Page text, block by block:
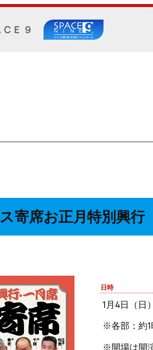
９
寄席お正月特別興行
日時
1月4日（日
※各部：約1
※開場は開